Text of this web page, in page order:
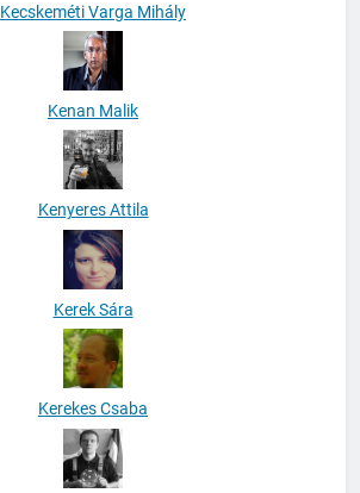
Kecskeméti Varga Mihály
Kenan Malik
Kenyeres Attila
Kerek Sára
Kerekes Csaba